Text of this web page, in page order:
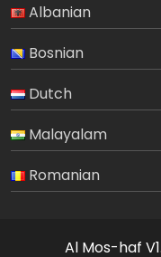
Albanian
Bosnian
Dutch
Malayalam
Romanian
Al Mos-haf